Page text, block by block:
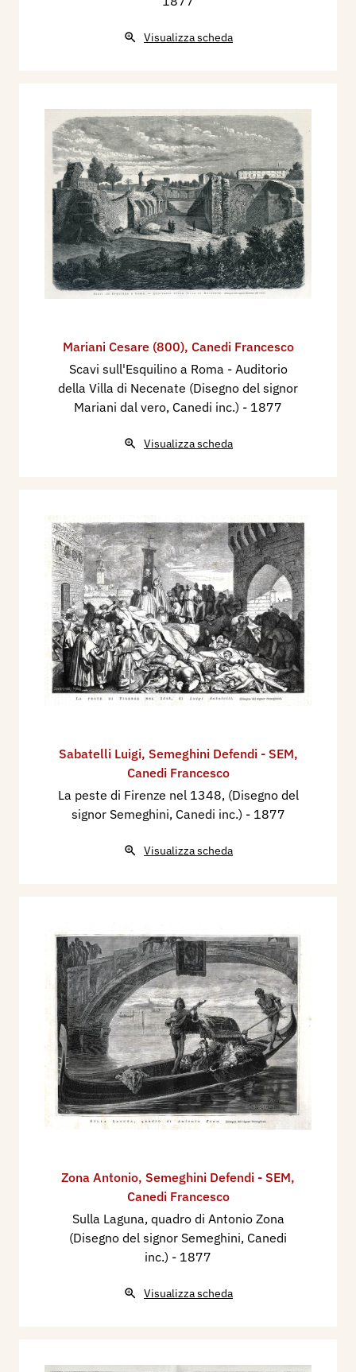
Visualizza scheda
Mariani Cesare (800), Canedi Francesco
Scavi sull'Esquilino a Roma - Auditorio
della Villa di Necenate (Disegno del signor
Mariani dal vero, Canedi inc.) - 1877
Visualizza scheda
Sabatelli Luigi, Semeghini Defendi - SEM,
Canedi Francesco
La peste di Firenze nel 1348, (Disegno del
signor Semeghini, Canedi inc.) - 1877
Visualizza scheda
Zona Antonio, Semeghini Defendi - SEM,
Canedi Francesco
Sulla Laguna, quadro di Antonio Zona
(Disegno del signor Semeghini, Canedi
inc.) - 1877
Visualizza scheda